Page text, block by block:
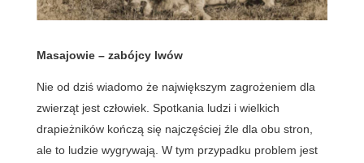
Masajowie – zabójcy lwów
Nie od dziś wiadomo że największym zagrożeniem dla
zwierząt jest człowiek. Spotkania ludzi i wielkich
drapieżników kończą się najczęściej źle dla obu stron,
ale to ludzie wygrywają. W tym przypadku problem jest